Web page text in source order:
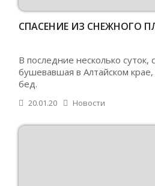
СПАСЕНИЕ ИЗ СНЕЖНОГО
В последние несколько суток,
бушевавшая в Алтайском
бед.
20.01.20 Новости